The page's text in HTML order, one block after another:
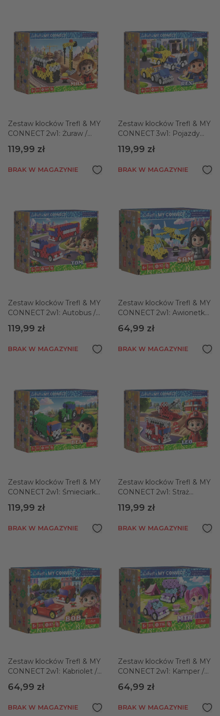
Zestaw klocków Trefl & MY
CONNECT 2w1: Żuraw /
Dźwig HDS
119,99 zł
BRAK W MAGAZYNIE
Zestaw klocków Trefl & MY
CONNECT 3w1: Pojazdy
Uprzywilejowane
119,99 zł
BRAK W MAGAZYNIE
Zestaw klocków Trefl & MY
CONNECT 2w1: Autobus /
Auto z naczepą
119,99 zł
BRAK W MAGAZYNIE
Zestaw klocków Trefl & MY
CONNECT 2w1: Awionetka
64,99 zł
BRAK W MAGAZYNIE
Zestaw klocków Trefl & MY
CONNECT 2w1: Śmieciarka
119,99 zł
BRAK W MAGAZYNIE
Zestaw klocków Trefl & MY
CONNECT 2w1: Straż
Pożarna / Koparka
gąsienicowa
119,99 zł
BRAK W MAGAZYNIE
Zestaw klocków Trefl & MY
CONNECT 2w1: Kabriolet /
Dostawczak
64,99 zł
BRAK W MAGAZYNIE
Zestaw klocków Trefl & MY
CONNECT 2w1: Kamper /
Urocze autko
64,99 zł
BRAK W MAGAZYNIE